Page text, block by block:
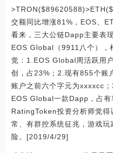
交额同比增涨81%，EOS、
看来，三大公链Dapp主要表
EOS Global（9911八个），
觉：1.EOS Global周活跃用
创，占23%；2.现有855个账
账户之前六个字元为xxxxcc
EOS Global一款Dapp，占
RatingToken投资分析师觉
常、有群控系统征兆，游戏
险。[2019/4/29]